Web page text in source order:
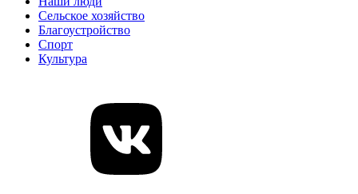
Сельское хозяйство
Благоустройство
Спорт
Культура